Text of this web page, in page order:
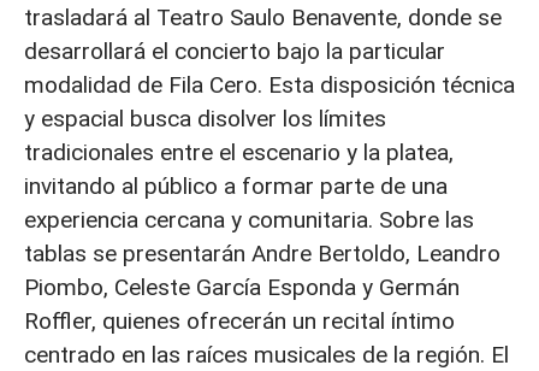
trasladará al Teatro Saulo Benavente, donde se
desarrollará el concierto bajo la particular
modalidad de Fila Cero. Esta disposición técnica
y espacial busca disolver los límites
tradicionales entre el escenario y la platea,
invitando al público a formar parte de una
experiencia cercana y comunitaria. Sobre las
tablas se presentarán Andre Bertoldo, Leandro
Piombo, Celeste García Esponda y Germán
Roffler, quienes ofrecerán un recital íntimo
centrado en las raíces musicales de la región. El